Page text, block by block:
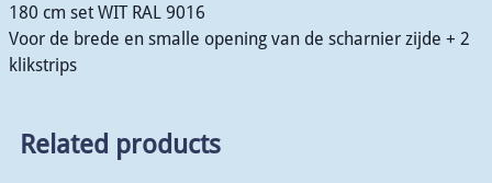
180 cm set WIT RAL 9016
Voor de brede en smalle opening van de scharnier zijde + 2
klikstrips
Related products